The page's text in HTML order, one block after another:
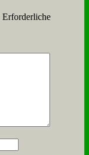
Erforderliche